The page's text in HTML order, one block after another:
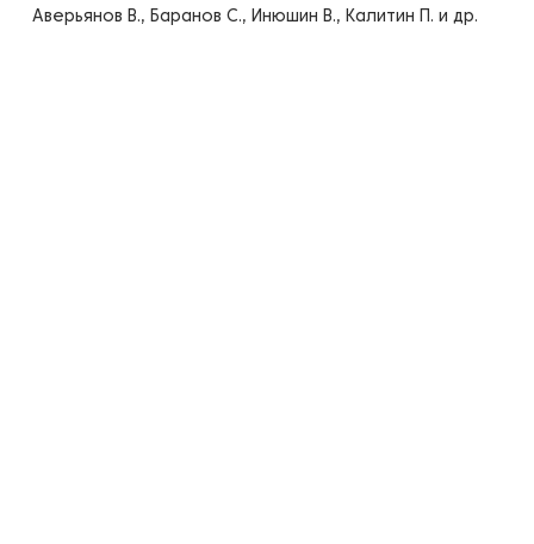
Аверьянов В., Баранов С., Инюшин В., Калитин П. и др.